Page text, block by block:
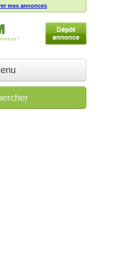
mes annonces
!
annonce